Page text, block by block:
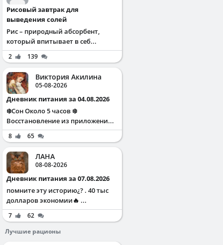
Рисовый завтрак для
выведения солей
Рис – природный абсорбент,
который впитывает в себ...
2 139
Виктория Акилина
05-08-2026
Дневник питания за 04.08.2026
❄️Сон Около 5 часов ❄️
Восстановление из приложени...
8 65
ЛАНА
08-08-2026
Дневник питания за 07.08.2026
помните эту историю¿? . 40 тыс
долларов экономии🔥 ...
7
62
Лучшие рационы